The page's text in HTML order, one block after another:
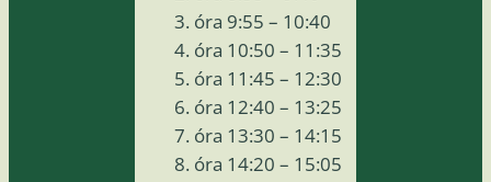
óra 9:55 – 10:40
óra 10:50 – 11:35
óra 11:45 – 12:30
óra 12:40 – 13:25
óra 13:30 – 14:15
óra 14:20 – 15:05